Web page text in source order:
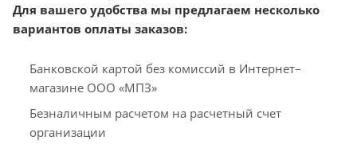
Для вашего удобства мы предлагаем несколько
вариантов оплаты заказов:
Банковской картой без комиссий в Интернет–
магазине ООО «МПЗ»
Безналичным расчетом на расчетный счет
организации